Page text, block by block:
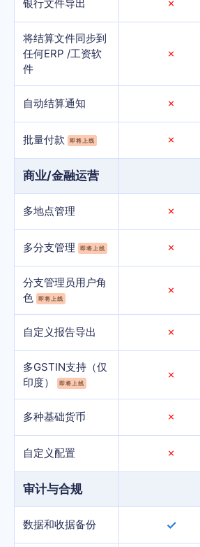
银行文件导出 ✗
将结算文件同步到
任何ERP /工资软
件
✗
自动结算通知 ✗
批量付款 即将上线 ✗
商业/金融运营
多地点管理 ✗
多分支管理 即将上线 ✗
分支管理员用户角
色
即将上线
✗
自定义报告导出 ✗
多GSTIN支持（仅
印度）
即将上线
✗
多种基础货币 ✗
自定义配置 ✗
审计与合规
数据和收据备份 ✓